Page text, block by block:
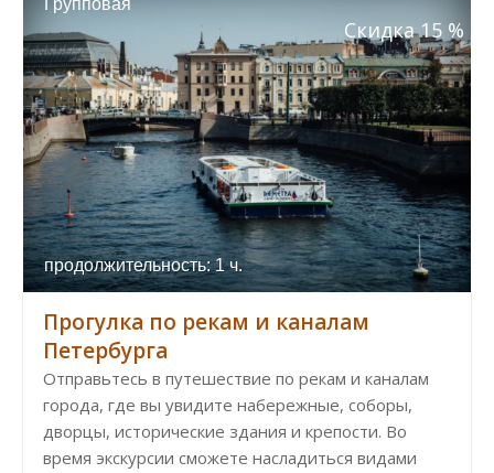
Групповая
продолжительность: 1 ч.
Скидка 15 %
Прогулка по рекам и каналам
Петербурга
Отправьтесь в путешествие по рекам и каналам
города, где вы увидите набережные, соборы,
дворцы, исторические здания и крепости. Во
время экскурсии сможете насладиться видами